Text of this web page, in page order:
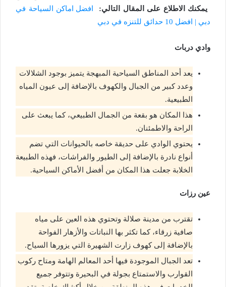
يمكنك الاطلاع على المقال التالي:
افضل اماكن السياحة في
دبي | افضل 10 حدائق للتنزه في دبي
وادي دربات
يعد أحد المناطق السياحية المبهجة يتميز بوجود الشلالات
وعدد كبير من الجبال والكهوف بالإضافة إلى عيون المياه
الطبيعية.
هذا المكان هو بقعة من الجمال الطبيعي، كما يبعث على
الراحة والاطمئنان.
يحتوي الوادي على حديقة خاصه بالحيوانات التي تضم
أنواع نادرة بالإضافة إلى الطيور والفراشات، فهذه الطبيعة
الخلابة جعلت هذا المكان من أفضل الأماكن السياحية.
عين رزات
تقترب من مدينة صلالة وتحتوي هذه العين على مياه
صافية زرقاء، كما تكثر بها النباتات والأزهار الفواحة
بالإضافة إلى كهوف زارت الشهيرة التي يزورها السياح.
تعد الجبال الموجودة فيها أحد المعالم الهامة ومتاح ركوب
القوارب والاستمتاع بجولة في البحيرة وتتوفر جميع